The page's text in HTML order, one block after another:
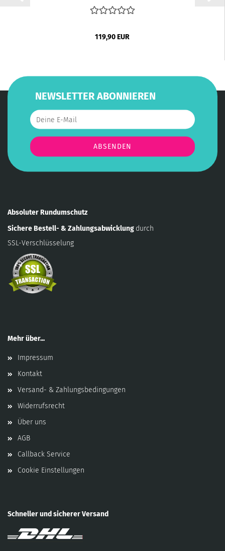
119,90 EUR
NEWSLETTER ABONNIEREN
Absoluter Rundumschutz
Sichere Bestell- & Zahlungsabwicklung durch
SSL-Verschlüsselung
Mehr über...
Impressum
Kontakt
Versand- & Zahlungsbedingungen
Widerrufsrecht
Über uns
AGB
Callback Service
Cookie Einstellungen
Schneller und sicherer Versand